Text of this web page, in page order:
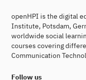
openHPI is the digital
Institute, Potsdam,
worldwide social
courses covering
Communication
Follow us